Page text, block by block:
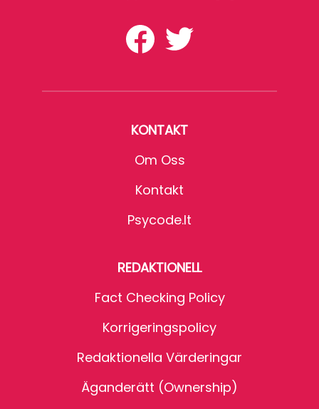
KONTAKT
Om Oss
Kontakt
Psycode.it
REDAKTIONELL
Fact Checking Policy
Korrigeringspolicy
Redaktionella Värderingar
Äganderätt (Ownership)